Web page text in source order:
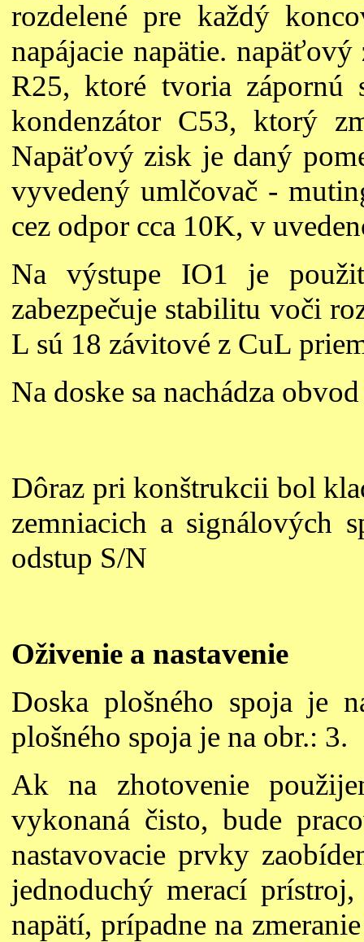
rozdelené pre každý
napájacie napätie.
R25, ktoré tvoria zápornú
kondenzátor C53, ktorý
Napäťový zisk je daný
vyvedený umlčovač -
cez odpor cca 10K, v
Na výstupe IO1 je
zabezpečuje stabilitu voči
L sú 18 závitové z CuL
Na doske sa nachádza
Dôraz pri konštrukcii bol
zemniacich a signálových
odstup S/N
Oživenie a nastavenie
Doska plošného spoja je
plošného spoja je na obr.: 3.
Ak na zhotovenie
vykonaná čisto, bude
nastavovacie prvky
jednoduchý merací
napätí, prípadne na